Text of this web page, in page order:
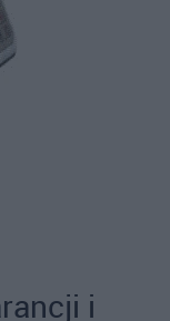
i